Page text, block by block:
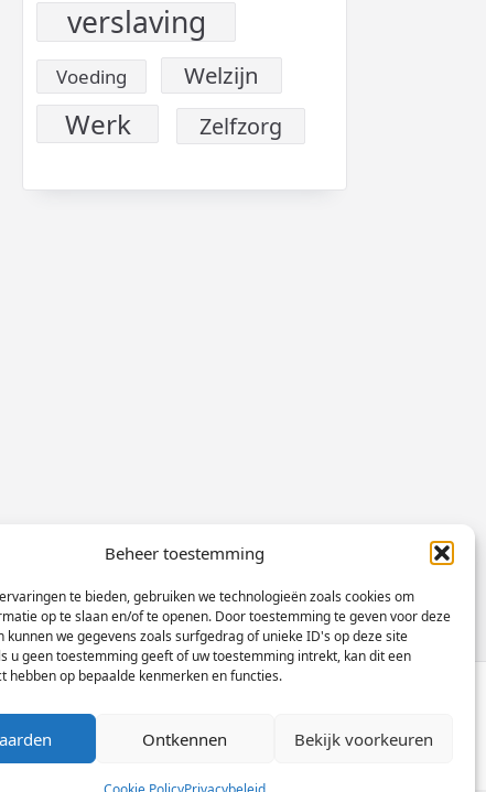
Beheer toestemming
te bieden, gebruiken we technologieën zoals cookies om
op te slaan en/of te openen. Door toestemming te geven voor deze
kunnen we gegevens zoals surfgedrag of unieke ID's op deze site
u geen toestemming geeft of uw toestemming intrekt, kan dit een
hebben op bepaalde kenmerken en functies.
Ontkennen Bekijk voorkeuren
verslaving
Voeding Welzijn
Werk Zelfzorg
Yuki Magazine Thema